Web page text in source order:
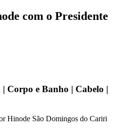
com o Presidente
Corpo e Banho | Cabelo |